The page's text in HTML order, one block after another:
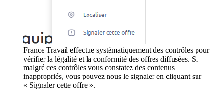
France Travail effectue systématiquement des contrôles pour
vérifier la légalité et la conformité des offres diffusées. Si
malgré ces contrôles vous constatez des contenus
inappropriés, vous pouvez nous le signaler en cliquant sur
« Signaler cette offre ».